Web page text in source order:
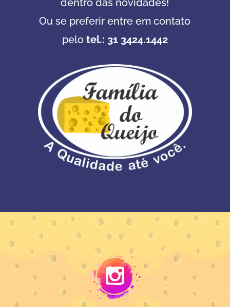
dentro das novidades!
Ou se preferir entre em contato
pelo tel.: 31 3424.1442